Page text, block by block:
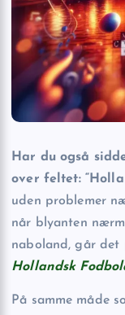
Har du også
over feltet:
uden problemer
når blyanten
naboland, går det
Hollandsk
På samme måde